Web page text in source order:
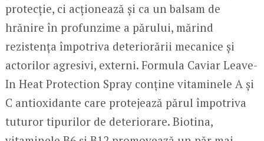
protecție, ci acționează și ca un balsam de
hrănire în profunzime a părului, mărind
rezistența împotriva deteriorării mecanice și
actorilor agresivi, externi. Formula Caviar Leave-
In Heat Protection Spray conține vitaminele A și
C antioxidante care protejează părul împotriva
tuturor tipurilor de deteriorare. Biotina,